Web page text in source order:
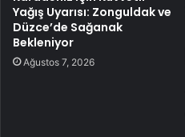
Yağış Uyarısı: Zonguldak ve
Düzce’de Sağanak
Bekleniyor
Ağustos 7, 2026